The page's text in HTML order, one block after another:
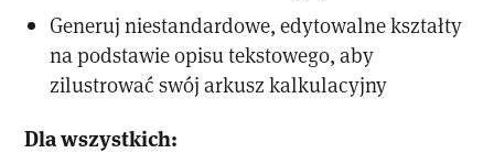
Generuj niestandardowe, edytowalne kształty
na podstawie opisu tekstowego, aby
zilustrować swój arkusz kalkulacyjny
Dla wszystkich: